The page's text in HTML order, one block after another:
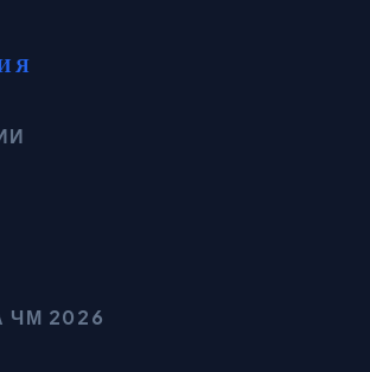
ЧМ 2026